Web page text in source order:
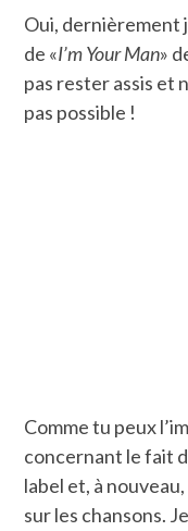
Oui, dernièrement
de «I’m Your Man»
pas rester assis et
pas possible !
Comme tu peux
concernant le fait
label et, à
sur les chansons.